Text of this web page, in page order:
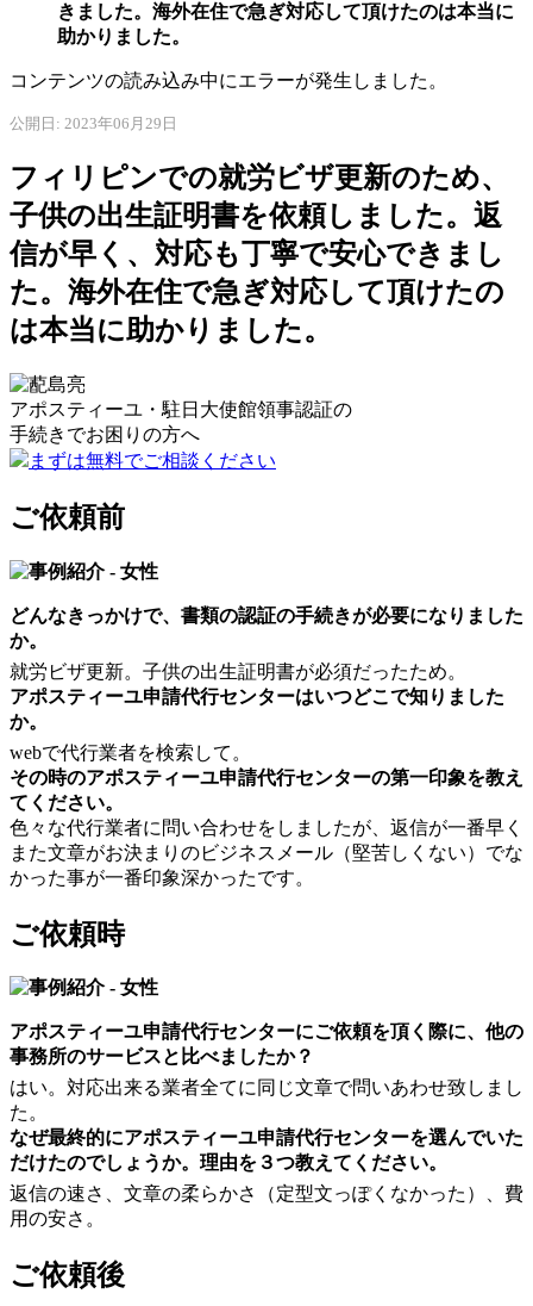
きました。海外在住で急ぎ対応して頂けたのは本当に
助かりました。
コンテンツの読み込み中にエラーが発生しました。
公開日: 2023年06月29日
フィリピンでの就労ビザ更新のため、
子供の出生証明書を依頼しました。返
信が早く、対応も丁寧で安心できまし
た。海外在住で急ぎ対応して頂けたの
は本当に助かりました。
アポスティーユ・駐日大使館領事認証の
手続きでお困りの方へ
まずは無料でご相談ください
ご依頼前
どんなきっかけで、書類の認証の手続きが必要になりました
か。
就労ビザ更新。子供の出生証明書が必須だったため。
アポスティーユ申請代行センターはいつどこで知りました
か。
webで代行業者を検索して。
その時のアポスティーユ申請代行センターの第一印象を教え
てください。
色々な代行業者に問い合わせをしましたが、返信が一番早く
また文章がお決まりのビジネスメール（堅苦しくない）でな
かった事が一番印象深かったです。
ご依頼時
アポスティーユ申請代行センターにご依頼を頂く際に、他の
事務所のサービスと比べましたか？
はい。対応出来る業者全てに同じ文章で問いあわせ致しまし
た。
なぜ最終的にアポスティーユ申請代行センターを選んでいた
だけたのでしょうか。理由を３つ教えてください。
返信の速さ、文章の柔らかさ（定型文っぽくなかった）、費
用の安さ。
ご依頼後